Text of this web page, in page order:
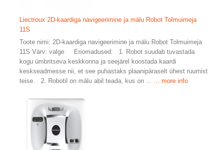
Liectroux 2D-kaardiga navigeerimine ja mälu Robot Tolmuimeja
11S
Toote nimi: 2D-kaardiga navigeerimine ja mälu Robot Tolmuimeja
11S Värv: valge Eriomadused: 1. Robot suudab tuvastada
kogu ümbritseva keskkonna ja seejärel koostada kaardi
keskseadmesse nii, et see puhastaks plaanipäraselt ühest ruumist
teise. 2. Robotil on mälu abil teada, kus on ...
... more info